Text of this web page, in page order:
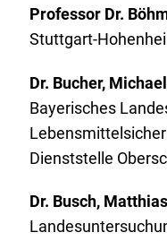
Professor Dr.
Stuttgart-
Dr. Bucher, Michael
Bayerisches
Dienststelle
Dr. Busch, Matthias